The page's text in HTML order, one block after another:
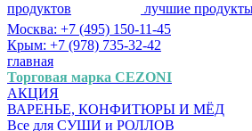
лучшие
Москва: +7 (495) 150-11-45
Крым: +7 (978) 735-32-42
главная
Торговая марка CEZONI
АКЦИЯ
ВАРЕНЬЕ, КОНФИТЮРЫ И МЁД
Все для СУШИ и РОЛЛОВ